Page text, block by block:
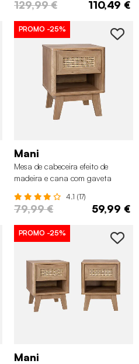
129,99 € 110,49 €
PROMO -25%
Mani
Mesa de cabeceira efeito de
madeira e cana com gaveta
4.1 (17)
79,99 € 59,99 €
PROMO -25%
Mani